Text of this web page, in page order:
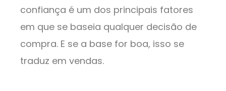
confiança é um dos principais fatores
em que se baseia qualquer decisão de
compra. E se a base for boa, isso se
traduz em vendas.